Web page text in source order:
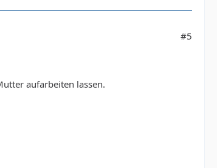
#5
aufarbeiten lassen.